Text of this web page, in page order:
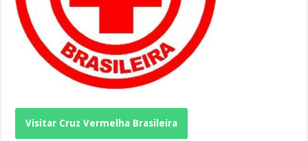
Visitar Cruz Vermelha Brasileira